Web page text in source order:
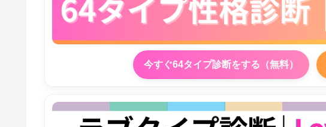
今すぐ64タイプ診断をする（無料）